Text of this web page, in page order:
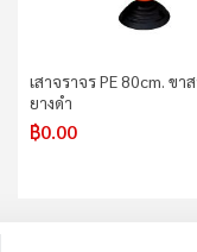
เสาจราจร PE 80cm. ขา
ยางดำ
฿0.00